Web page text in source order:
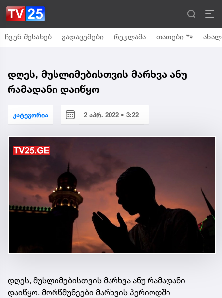
ჩვენ შესახებ გადაცემები რეკლამა თათები 🐾
დღეს, მუსლიმებისთვის მარხვა ანუ
რამადანი დაიწყო
კატეგორია 2 აპრ. 2022 • 3:22
დღეს, მუსლიმებისთვის მარხვა ანუ რამადანი
დაიწყო. მორწმუნეები მარხვის პერიოდში